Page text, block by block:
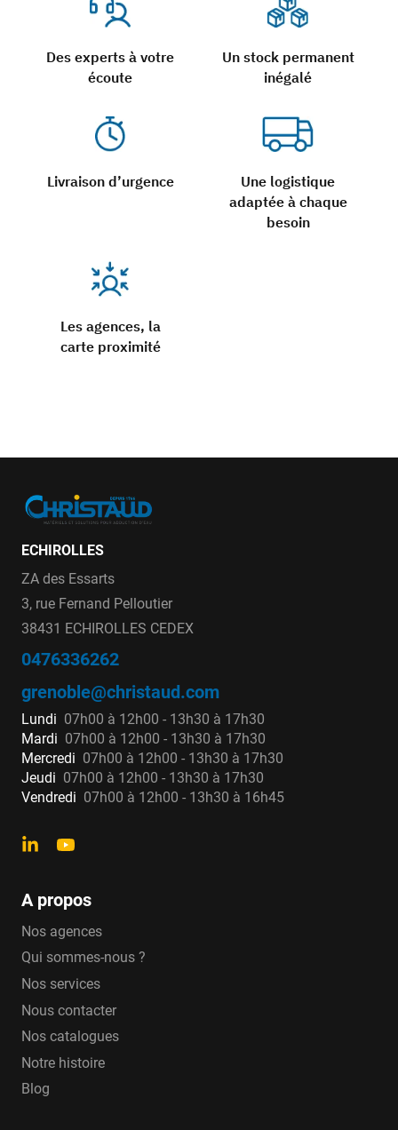
Des experts à votre
écoute
Un stock permanent
inégalé
Livraison d’urgence
Une logistique
adaptée à chaque
besoin
Les agences, la
carte proximité
ECHIROLLES
ZA des Essarts
3, rue Fernand Pelloutier
38431 ECHIROLLES CEDEX
0476336262
grenoble@christaud.com
Lundi 07h00 à 12h00 - 13h30 à 17h30
Mardi 07h00 à 12h00 - 13h30 à 17h30
Mercredi 07h00 à 12h00 - 13h30 à 17h30
Jeudi 07h00 à 12h00 - 13h30 à 17h30
Vendredi 07h00 à 12h00 - 13h30 à 16h45
A propos
Nos agences
Qui sommes-nous ?
Nos services
Nous contacter
Nos catalogues
Notre histoire
Blog